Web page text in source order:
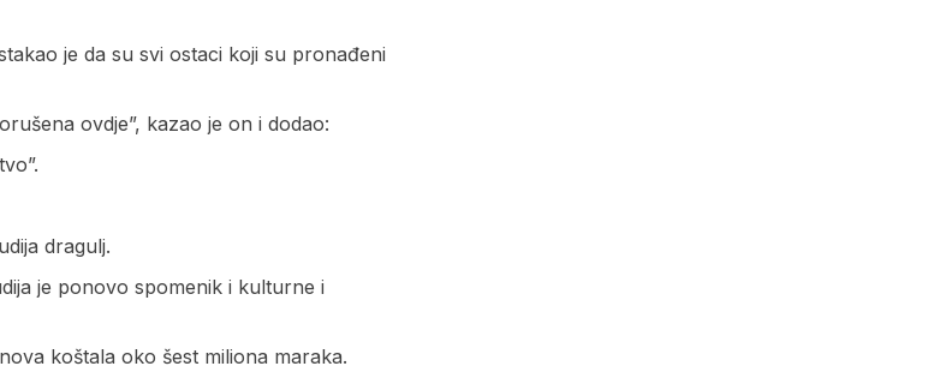
je da su svi ostaci koji su pronađeni
ovdje”, kazao je on i dodao:
dragulj.
je ponovo spomenik i kulturne i
koštala oko šest miliona maraka.